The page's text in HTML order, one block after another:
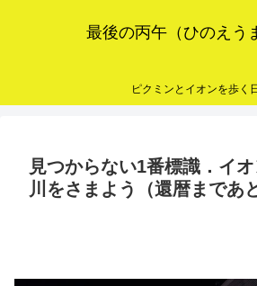
最後の丙午（ひのえう
ピクミンとイオンを歩く
見つからない1番標識．イ
川をさまよう（還暦まであ